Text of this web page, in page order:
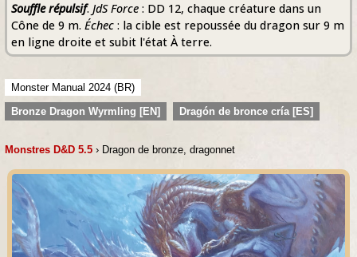
Souffle répulsif. JdS Force : DD 12, chaque créature dans un
Cône de 9 m. Échec : la cible est repoussée du dragon sur 9 m
en ligne droite et subit l'état À terre.
Monster Manual 2024 (BR)
Bronze Dragon Wyrmling [EN]
Dragón de bronce cría [ES]
Monstres D&D 5.5 › Dragon de bronze, dragonnet